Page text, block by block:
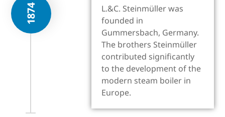
1874
L.&C. Steinmüller was
founded in
Gummersbach, Germany.
The brothers Steinmüller
contributed significantly
to the development of the
modern steam boiler in
Europe.